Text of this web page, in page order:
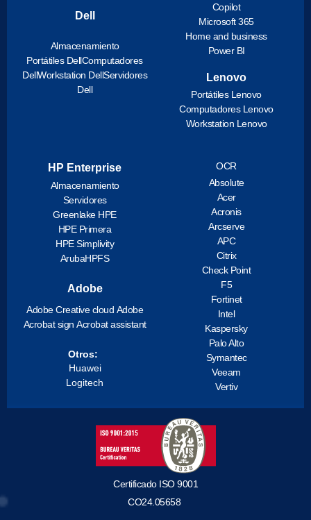
Dell
Almacenamiento
Portátiles DellComputadores
DellWorkstation DellServidores
Dell
Copilot
Microsoft 365
Home and business
Power BI
Lenovo
Portátiles Lenovo
Computadores Lenovo
Workstation Lenovo
HP Enterprise
Almacenamiento
Servidores
Greenlake HPE
HPE Primera
HPE Simplivity
ArubaHPFS
Adobe
Adobe Creative cloud Adobe
Acrobat sign Acrobat assistant
Otros:
Huawei
Logitech
OCR
Absolute
Acer
Acronis
Arcserve
APC
Citrix
Check Point
F5
Fortinet
Intel
Kaspersky
Palo Alto
Symantec
Veeam
Vertiv
Certificado ISO 9001
CO24.05658